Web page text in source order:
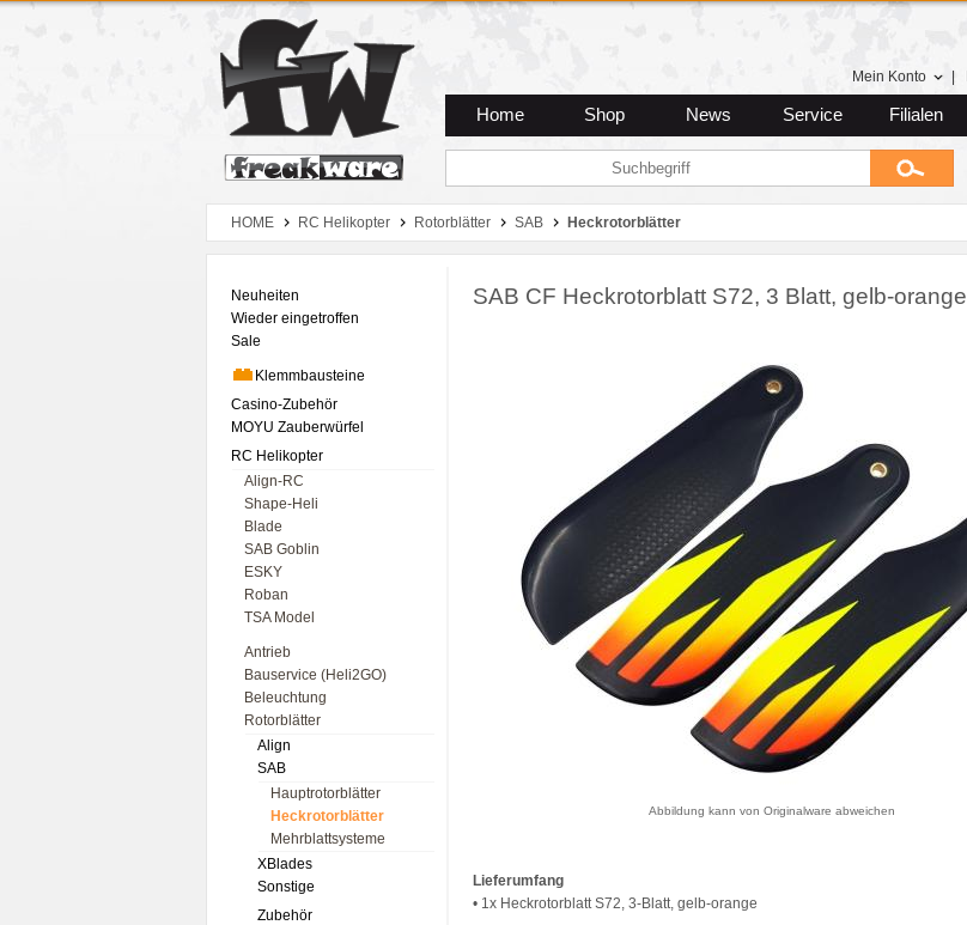
Zum Hauptmenue
Zum Seiteninhalt
Zum Warenkob
Mein Konto
Home Shop News Service Filialen
HOME RC Helikopter Rotorblätter SAB Heckrotorblätter
Neuheiten
Wieder eingetroffen
Sale
Klemmbausteine
Casino-Zubehör
MOYU Zauberwürfel
RC Helikopter
Align-RC
Shape-Heli
Blade
SAB Goblin
ESKY
Roban
TSA Model
Antrieb
Bauservice (Heli2GO)
Beleuchtung
Rotorblätter
Align
SAB
Hauptrotorblätter
Heckrotorblätter
Mehrblattsysteme
XBlades
Sonstige
Zubehör
SAB CF Heckrotorblatt S72, 3 Blatt, gelb-orange
Abbildung kann von Originalware abweichen
Lieferumfang
• 1x Heckrotorblatt S72, 3-Blatt, gelb-orange